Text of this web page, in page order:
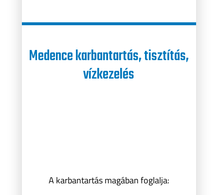
Medence karbantartás,tisztítás,
vízkezelés
A karbantartás magában foglalja: